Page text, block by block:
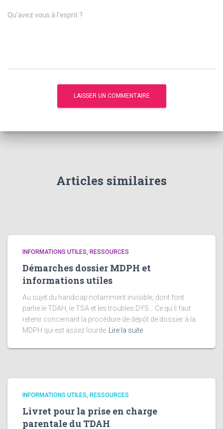
Qu’avez vous à l’esprit ?
Articles similaires
INFORMATIONS UTILES, RESSOURCES
Démarches dossier MDPH et
informations utiles
Au sujet du handicap notamment invisible, dont font
partie le TDAH, le TSA et les troubles DYS… Ce qu’il faut
retenir concernant la procédure de dépôt de dossier à la
MDPH qui est assez lourde
Lire la suite
INFORMATIONS UTILES, RESSOURCES
Livret pour la prise en charge
parentale du TDAH